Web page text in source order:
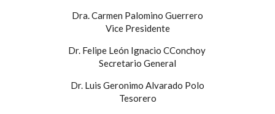
Dra. Carmen Palomino Guerrero
Vice Presidente
Dr. Felipe León Ignacio CConchoy
Secretario General
Dr. Luis Geronimo Alvarado Polo
Tesorero